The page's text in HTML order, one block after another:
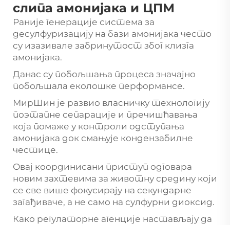
слипа амонијака и ЦПМ
Раније генерације система за
десулфуризацију на бази амонијака често
су изазивале забринутост због клизга
амонијака.
Данас су побољшања процеса значајно
побољшала еколошке перформансе.
МирШин је развио власничку технологију
поэтапне сепарације и пречишћавања
која помаже у контроли одступања
амонијака док смањује кондензабилне
честице.
Овај координисани приступ одговара
новим захтевима за животну средину који
се све више фокусирају на секундарне
загађиваче, а не само на сулфурни диоксид.
Како регулаторне агенције настављају да